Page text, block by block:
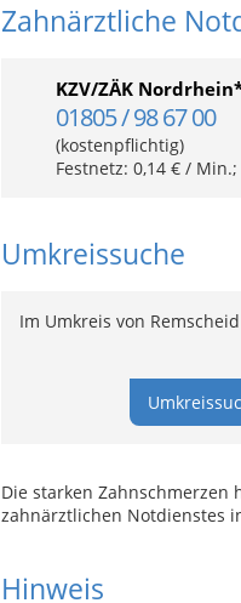
Zahnärztliche
KZV/ZÄK
01805 / 98 67 00
(kostenpflichtig)
Festnetz: 0,14 € /
Umkreissuche
Im Umkreis von
Die starken Zahnschmerzen
zahnärztlichen Notdienstes
Hinweis